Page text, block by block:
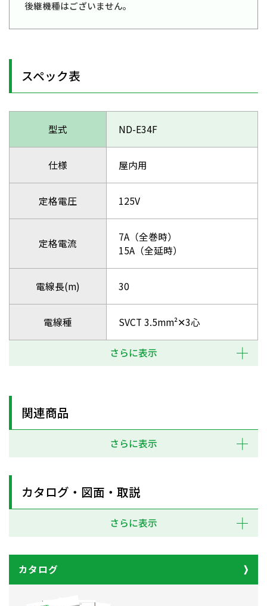
後継機種はございません。
スペック表
型式 ND-E34F
仕様 屋内用
定格電圧 125V
定格電流
7A（全巻時）
15A（全延時）
電線長(m) 30
電線種 SVCT 3.5mm²✕3心
さらに表示
関連商品
さらに表示
カタログ・図面・取説
さらに表示
カタログ